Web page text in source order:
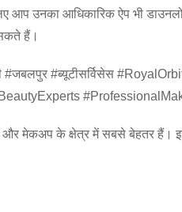
आप उनका आधिकारिक ऐप भी
हैं।
#जबलपुर #ब्यूटीसर्विसेस
और मेकअप के क्षेत्र में सबसे बेहतर